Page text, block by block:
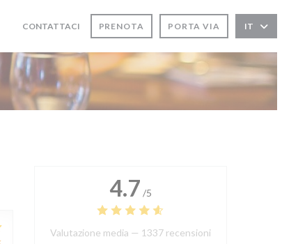
((APRE UNA NUOVA FINESTRA))
((APRE UNA NUOVA FINESTRA))
CONTATTACI PRENOTA PORTA VIA IT
4.7 /5
Valutazione media — 1337 recensioni